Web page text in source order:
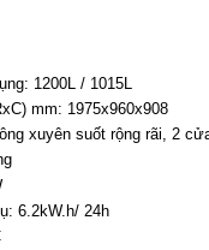
1200L / 1015L
mm: 1975x960x908
xuyên suốt rộng rãi, 2
6.2kW.h/ 24h